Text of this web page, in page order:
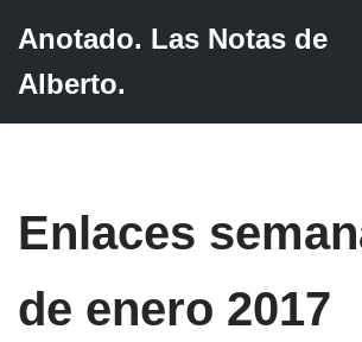
Saltar
Anotado. Las Notas de
Alberto.
Enlaces
de enero 2017